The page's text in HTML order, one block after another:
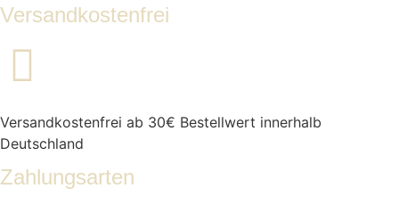
Versandkostenfrei
Versandkostenfrei ab 30€ Bestellwert innerhalb
Deutschland
Zahlungsarten